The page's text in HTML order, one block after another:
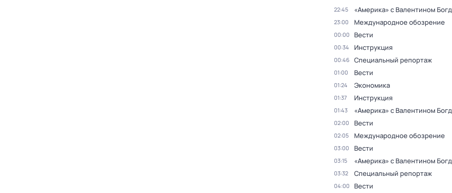
22:45 «Америка» с Валентином
23:00 Международное обозрение
00:00 Вести
00:34 Инструкция
00:46 Специальный репортаж
01:00 Вести
01:24 Экономика
01:37 Инструкция
01:43 «Америка» с Валентином
02:00 Вести
02:05 Международное обозрение
03:00 Вести
03:15 «Америка» с Валентином
03:32 Специальный репортаж
04:00 Вести